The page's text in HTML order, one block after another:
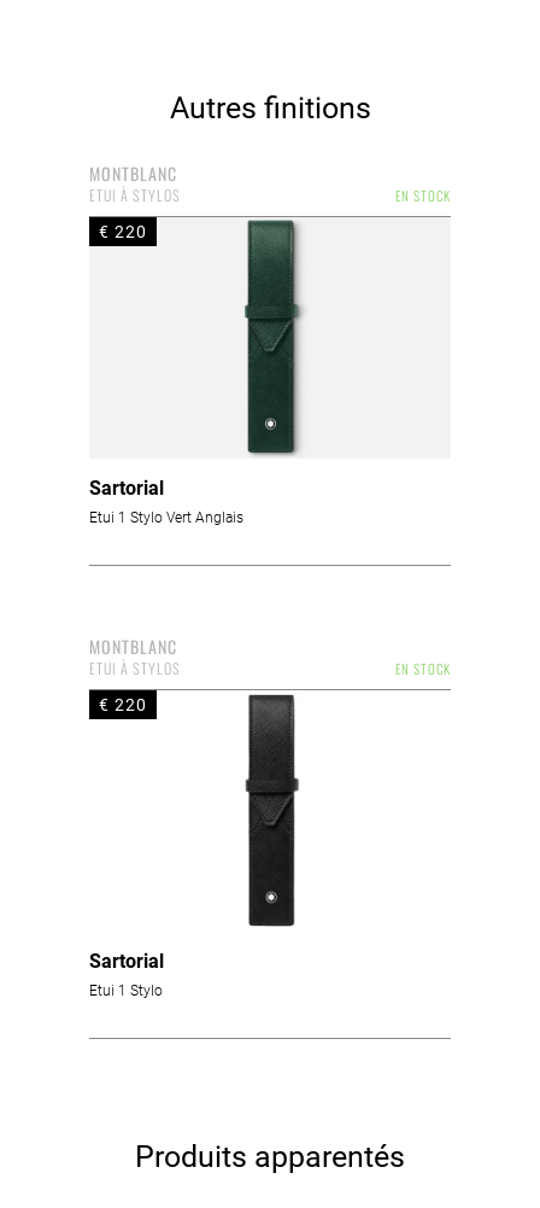
Autres finitions
MONTBLANC
EN STOCK
ETUI À STYLOS
€ 220
Sartorial
Etui 1 Stylo Vert Anglais
MONTBLANC
EN STOCK
ETUI À STYLOS
€ 220
Sartorial
Etui 1 Stylo
Produits apparentés